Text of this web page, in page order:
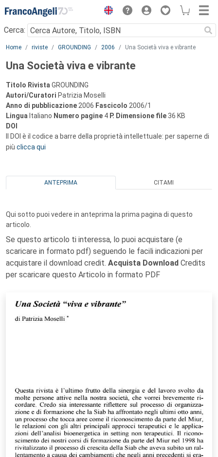
Menu
Cerca:
Main content
Home riviste GROUNDING 2006 Una Società viva e vibrante
Una Società viva e vibrante
Titolo Rivista GROUNDING
Autori/Curatori Patrizia Moselli
Anno di pubblicazione 2006 Fascicolo 2006/1
Lingua Italiano Numero pagine 4 P. Dimensione file 36 KB
DOI
Il DOI è il codice a barre della proprietà intellettuale: per saperne di
più clicca qui
ANTEPRIMA CITAMI
Qui sotto puoi vedere in anteprima la prima pagina di questo
articolo.
Se questo articolo ti interessa, lo puoi acquistare (e
scaricare in formato pdf) seguendo le facili indicazioni per
acquistare il download credit. Acquista Download Credits
per scaricare questo Articolo in formato PDF